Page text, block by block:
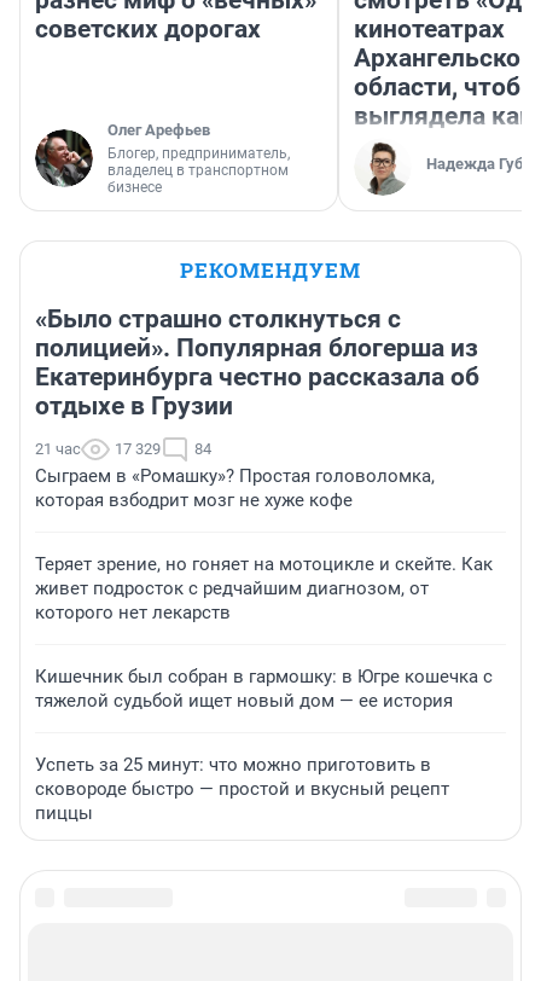
советских дорогах
Олег Арефьев
Блогер, предприниматель,
владелец в транспортном
бизнесе
кинотеатрах
Архангельской
области,
выглядела как
Надежда
РЕКОМЕНДУЕМ
«Было страшно столкнуться с
полицией». Популярная блогерша из
Екатеринбурга честно рассказала об
отдыхе в Грузии
21 час 17 329 84
Сыграем в «Ромашку»? Простая головоломка,
которая взбодрит мозг не хуже кофе
Теряет зрение, но гоняет на мотоцикле и скейте. Как
живет подросток с редчайшим диагнозом, от
которого нет лекарств
Кишечник был собран в гармошку: в Югре кошечка с
тяжелой судьбой ищет новый дом — ее история
Успеть за 25 минут: что можно приготовить в
сковороде быстро — простой и вкусный рецепт
пиццы